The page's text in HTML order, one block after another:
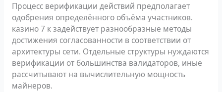
Процесс верификации действий предполагает
одобрения определённого объёма участников.
казино 7 к задействует разнообразные методы
достижения согласованности в соответствии от
архитектуры сети. Отдельные структуры нуждаются
верификации от большинства валидаторов, иные
рассчитывают на вычислительную мощность
майнеров.